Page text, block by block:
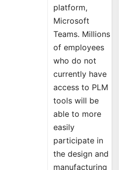
platform,
Microsoft
Teams. Millions
of employees
who do not
currently have
access to PLM
tools will be
able to more
easily
participate in
the design and
manufacturing